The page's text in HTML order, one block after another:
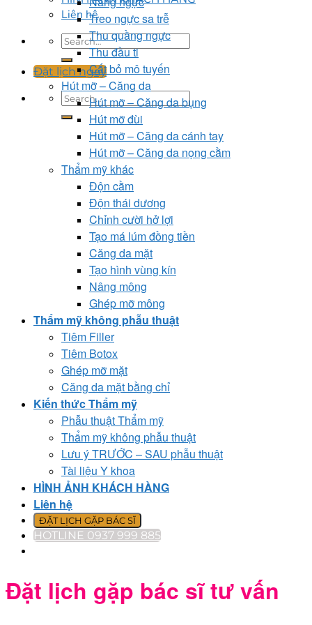
Liên hệ
Đặt lịch ngay
Treo ngực sa trễ
Thu quầng ngực
Thu đầu ti
Cắt bỏ mô tuyến
Hút mỡ – Căng da
Hút mỡ – Căng da bụng
Hút mỡ đùi
Hút mỡ – Căng da cánh tay
Hút mỡ – Căng da nọng cằm
Thẩm mỹ khác
Độn cằm
Độn thái dương
Chỉnh cười hở lợi
Tạo má lúm đồng tiền
Căng da mặt
Tạo hình vùng kín
Nâng mông
Ghép mỡ mông
Thẩm mỹ không phẫu thuật
Tiêm Filler
Tiêm Botox
Ghép mỡ mặt
Căng da mặt bằng chỉ
Kiến thức Thẩm mỹ
Phẫu thuật Thẩm mỹ
Thẩm mỹ không phẫu thuật
Lưu ý TRƯỚC – SAU phẫu thuật
Tài liệu Y khoa
HÌNH ẢNH KHÁCH HÀNG
Liên hệ
ĐẶT LỊCH GẶP BÁC SĨ
HOTLINE 0937 999 885
Đặt lịch gặp bác sĩ tư vấn